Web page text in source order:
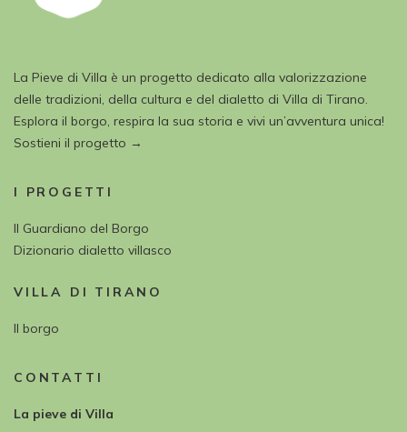
La Pieve di Villa è un progetto dedicato alla valorizzazione
delle tradizioni, della cultura e del dialetto di Villa di Tirano.
Esplora il borgo, respira la sua storia e vivi un’avventura unica!
Sostieni il progetto →
I PROGETTI
Il Guardiano del Borgo
Dizionario dialetto villasco
VILLA DI TIRANO
Il borgo
CONTATTI
La pieve di Villa